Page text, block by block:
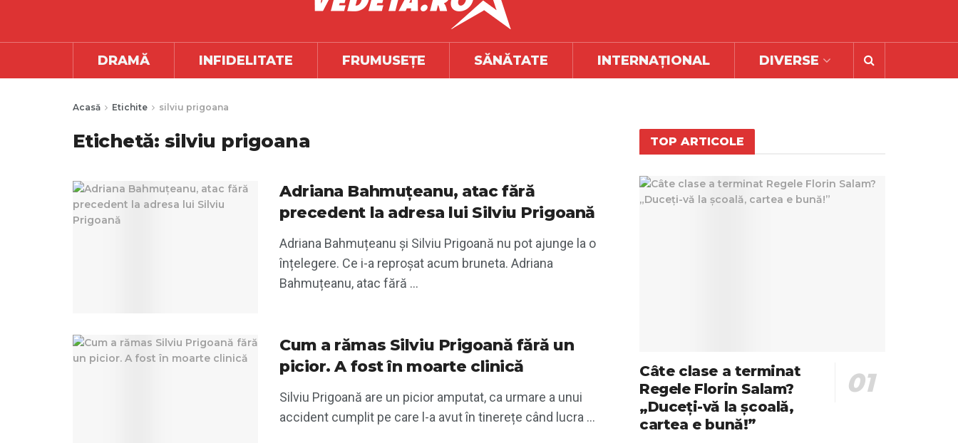
DRAMĂ INFIDELITATE FRUMUSEȚE SĂNĂTATE INTERNAȚIONAL DIVERSE
Acasă Etichite silviu prigoana
Etichetă: silviu prigoana
Adriana Bahmuțeanu, atac fără
precedent la adresa lui Silviu Prigoană
Adriana Bahmuțeanu și Silviu Prigoană nu pot ajunge la o
înțelegere. Ce i-a reproșat acum bruneta. Adriana
Bahmuțeanu, atac fără ...
Cum a rămas Silviu Prigoană fără un
picior. A fost în moarte clinică
Silviu Prigoană are un picior amputat, ca urmare a unui
accident cumplit pe care l-a avut în tinerețe când lucra ...
TOP ARTICOLE
Câte clase a terminat
Regele Florin Salam?
„Duceți-vă la școală,
cartea e bună!”